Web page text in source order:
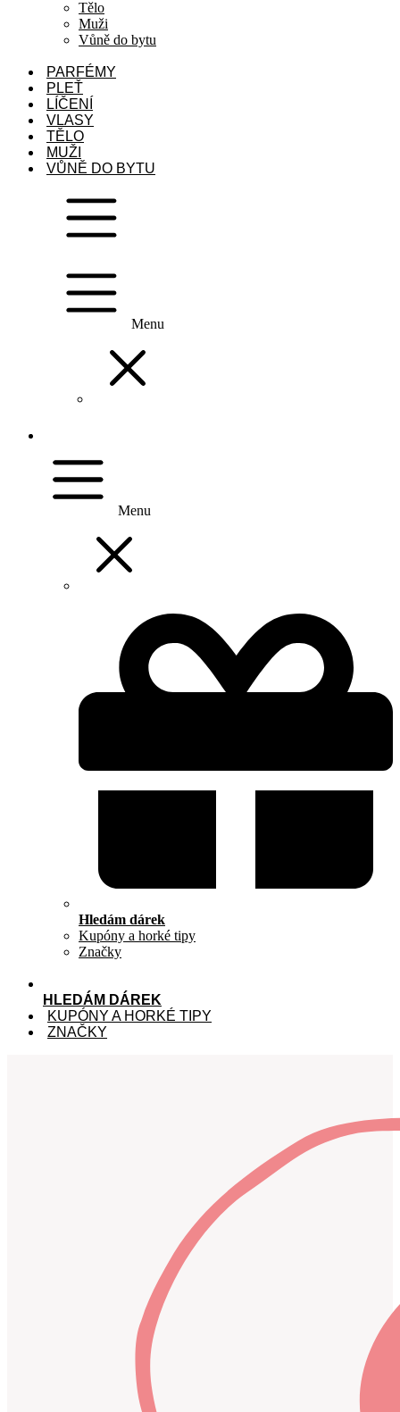
Tělo
Muži
Vůně do bytu
PARFÉMY
PLEŤ
LÍČENÍ
VLASY
TĚLO
MUŽI
VŮNĚ DO BYTU
Menu
Menu
Hledám dárek
Kupóny a horké tipy
Značky
HLEDÁM DÁREK
KUPÓNY A HORKÉ TIPY
ZNAČKY